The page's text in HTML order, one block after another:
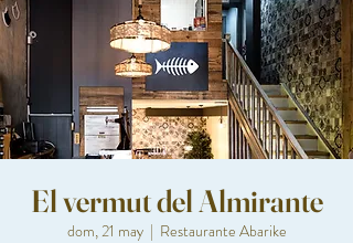
El vermut del Almirante
dom, 21 may
  |
Restaurante Abarike